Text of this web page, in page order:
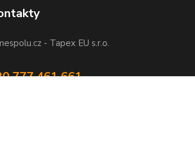
- Tapex EU s.r.o.
777 461 661